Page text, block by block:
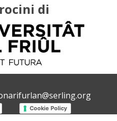
di
Cookie Policy